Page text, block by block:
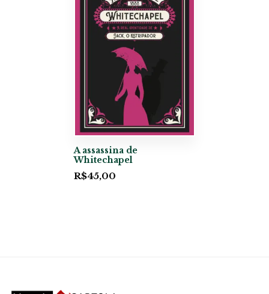
A assassina de
Whitechapel
R$45,00